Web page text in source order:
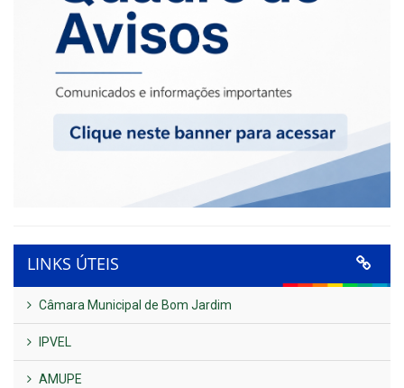
LINKS ÚTEIS
Câmara Municipal de Bom Jardim
IPVEL
AMUPE